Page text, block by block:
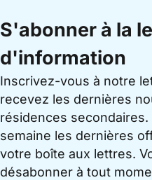
S'abonner à la
d'information
Inscrivez-vous à notre
recevez les dernières
résidences
semaine les dernières
votre boîte aux lettres.
désabonner à tout